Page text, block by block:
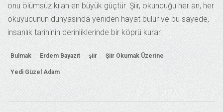
onu ölümsüz kılan en büyük güçtür. Şiir, okunduğu her an, her
okuyucunun dünyasında yeniden hayat bulur ve bu sayede,
insanlık tarihinin derinliklerinde bir köprü kurar.
Bulmak Erdem Bayazıt şiir Şiir Okumak Üzerine
Yedi Güzel Adam